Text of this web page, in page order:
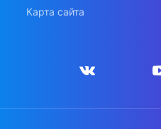
Карта сайта